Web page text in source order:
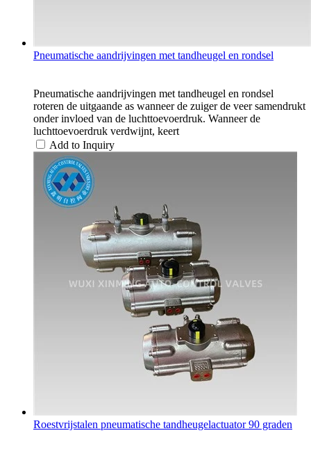
Pneumatische aandrijvingen met tandheugel en rondsel
Pneumatische aandrijvingen met tandheugel en rondsel
roteren de uitgaande as wanneer de zuiger de veer samendrukt
onder invloed van de luchttoevoerdruk. Wanneer de
luchttoevoerdruk verdwijnt, keert
Add to Inquiry
Roestvrijstalen pneumatische tandheugelactuator 90 graden